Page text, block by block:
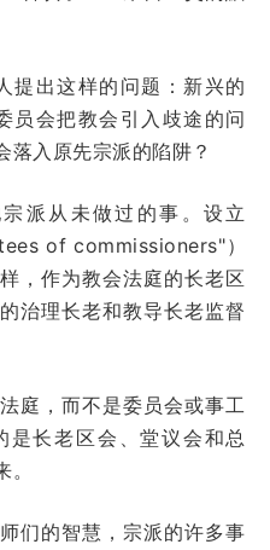
提出这样的问题：新兴的
员会把教会引入歧途的问
落入原先宗派的陷阱？
派从未做过的事。设立
of commissioners"）
，作为教会法庭的长老区
治理长老和教导长老监督
庭，而不是委员会或事工
长老区会、堂议会和总
们的智慧，宗派的许多事